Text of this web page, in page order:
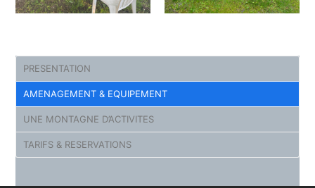
PRESENTATION
AMENAGEMENT & EQUIPEMENT
UNE MONTAGNE D’ACTIVITES
TARIFS & RESERVATIONS